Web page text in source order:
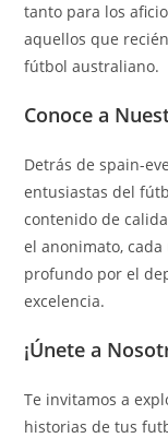
tanto para los
aquellos que
fútbol australiano.
Conoce a
Detrás de spain-
entusiastas del
contenido de
el anonimato,
profundo por el
excelencia.
¡Únete a
Te invitamos a
historias de tus